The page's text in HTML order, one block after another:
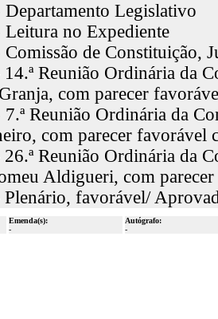
Legislativo
no Expediente
de Constituição,
Reunião Ordinária da
com parecer
Reunião Ordinária da
com parecer favorável
Reunião Ordinária da
Aldigueri, com
favorável/
Emenda(s):
-
Autógrafo:
-